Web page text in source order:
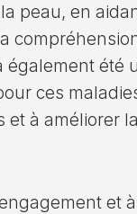
peau, en
également été
ces
et à améliorer
et